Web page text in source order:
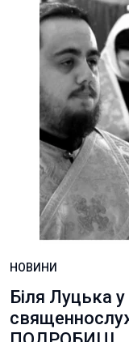
НОВИНИ
Біля Луцька